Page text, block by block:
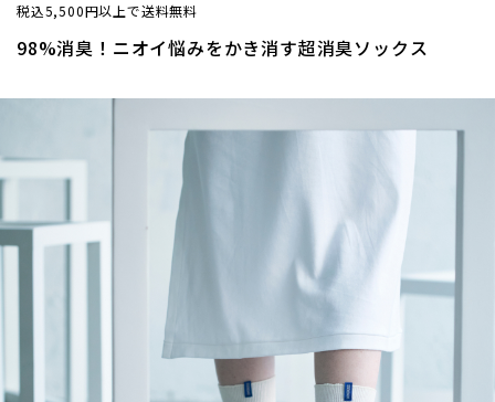
税込5,500円以上で送料無料
98%消臭！ニオイ悩みをかき消す超消臭ソックス